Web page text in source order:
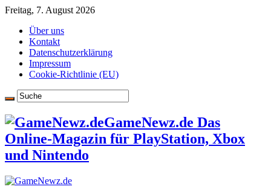
Freitag, 7. August 2026
Über uns
Kontakt
Datenschutzerklärung
Impressum
Cookie-Richtlinie (EU)
GameNewz.de Das
Online-Magazin für PlayStation, Xbox
und Nintendo